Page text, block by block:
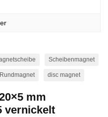
Scheibenmagnet
disc magnet
mm
vernickelt